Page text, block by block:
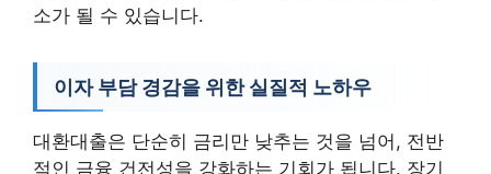
소가 될 수 있습니다.
이자 부담 경감을 위한 실질적 노하우
대환대출은 단순히 금리만 낮추는 것을 넘어, 전반
적인 금융 건전성을 강화하는 기회가 됩니다. 장기